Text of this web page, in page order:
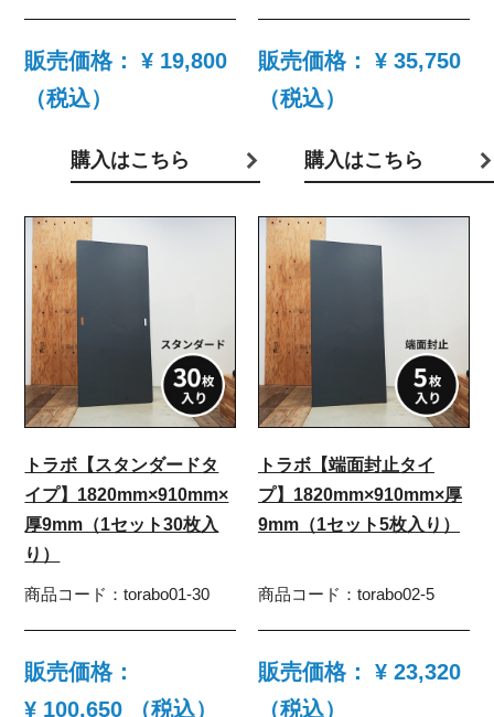
販売価格：
¥ 19,800
（税込）
購入はこちら
販売価格：
¥ 35,750
（税込）
購入はこちら
トラボ【スタンダードタ
イプ】1820mm×910mm×
厚9mm（1セット30枚入
り）
商品コード：torabo01-30
販売価格：
¥ 100,650
（税込）
トラボ【端面封止タイ
プ】1820mm×910mm×厚
9mm（1セット5枚入り）
商品コード： torabo02-5
販売価格：
¥ 23,320
（税込）